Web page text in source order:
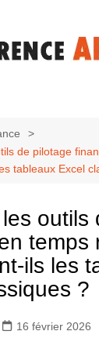
de pilotage
tableaux Excel
outils
temps
ils les
?
16 février 2026